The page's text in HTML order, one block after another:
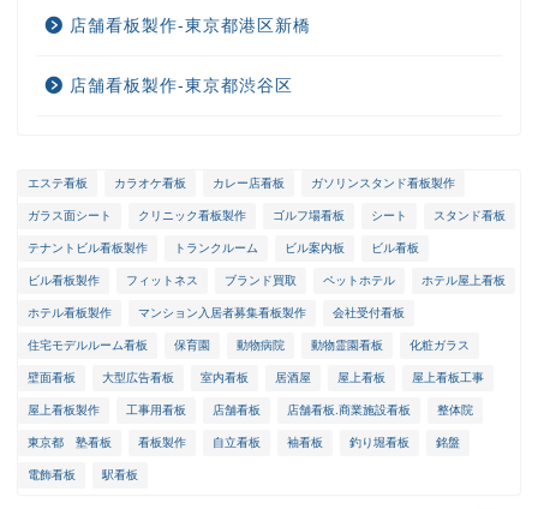
店舗看板製作-東京都港区新橋
店舗看板製作-東京都渋谷区
エステ看板 カラオケ看板 カレー店看板 ガソリンスタンド看板製作
ガラス面シート クリニック看板製作 ゴルフ場看板 シート スタンド看板
テナントビル看板製作 トランクルーム ビル案内板 ビル看板
ビル看板製作 フィットネス ブランド買取 ペットホテル ホテル屋上看板
ホテル看板製作 マンション入居者募集看板製作 会社受付看板
住宅モデルルーム看板 保育園 動物病院 動物霊園看板 化粧ガラス
壁面看板 大型広告看板 室内看板 居酒屋 屋上看板 屋上看板工事
屋上看板製作 工事用看板 店舗看板 店舗看板.商業施設看板 整体院
東京都 塾看板 看板製作 自立看板 袖看板 釣り堀看板 銘盤
電飾看板 駅看板
ホーム
選ばれる理由
会社概要